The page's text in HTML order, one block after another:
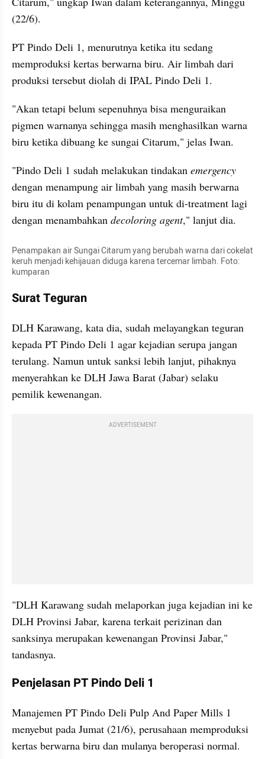
(22/6).
PT Pindo Deli 1, menurutnya ketika itu sedang
memproduksi kertas berwarna biru. Air limbah dari
produksi tersebut diolah di IPAL Pindo Deli 1.
"Akan tetapi belum sepenuhnya bisa menguraikan
pigmen warnanya sehingga masih menghasilkan warna
biru ketika dibuang ke sungai Citarum," jelas Iwan.
"Pindo Deli 1 sudah melakukan tindakan
dengan menampung air limbah yang masih berwarna
biru itu di kolam penampungan untuk di-treatment lagi
dengan menambahkan decoloring agent," lanjut dia.
Penampakan air Sungai Citarum yang berubah warna dari cokelat
keruh menjadi kehijauan diduga karena tercemar limbah. Foto:
kumparan
Surat Teguran
DLH Karawang, kata dia, sudah melayangkan teguran
kepada PT Pindo Deli 1 agar kejadian serupa jangan
terulang. Namun untuk sanksi lebih lanjut, pihaknya
menyerahkan ke DLH Jawa Barat (Jabar) selaku
pemilik kewenangan.
ADVERTISEMENT
"DLH Karawang sudah melaporkan juga kejadian ini ke
DLH Provinsi Jabar, karena terkait perizinan dan
sanksinya merupakan kewenangan Provinsi Jabar,"
tandasnya.
Penjelasan PT Pindo Deli 1
Manajemen PT Pindo Deli Pulp And Paper Mills 1
menyebut pada Jumat (21/6), perusahaan memproduksi
kertas berwarna biru dan mulanya beroperasi normal.